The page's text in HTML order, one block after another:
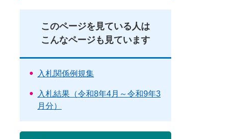
このページを見ている人は
こんなページも見ています
入札関係例規集
入札結果（令和8年4月～令和9年3
月分）